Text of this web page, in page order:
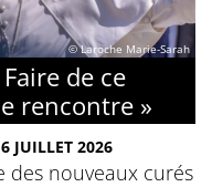
© Laroche Marie-Sarah
de ce
rencontre »
JUILLET 2026
des nouveaux curés